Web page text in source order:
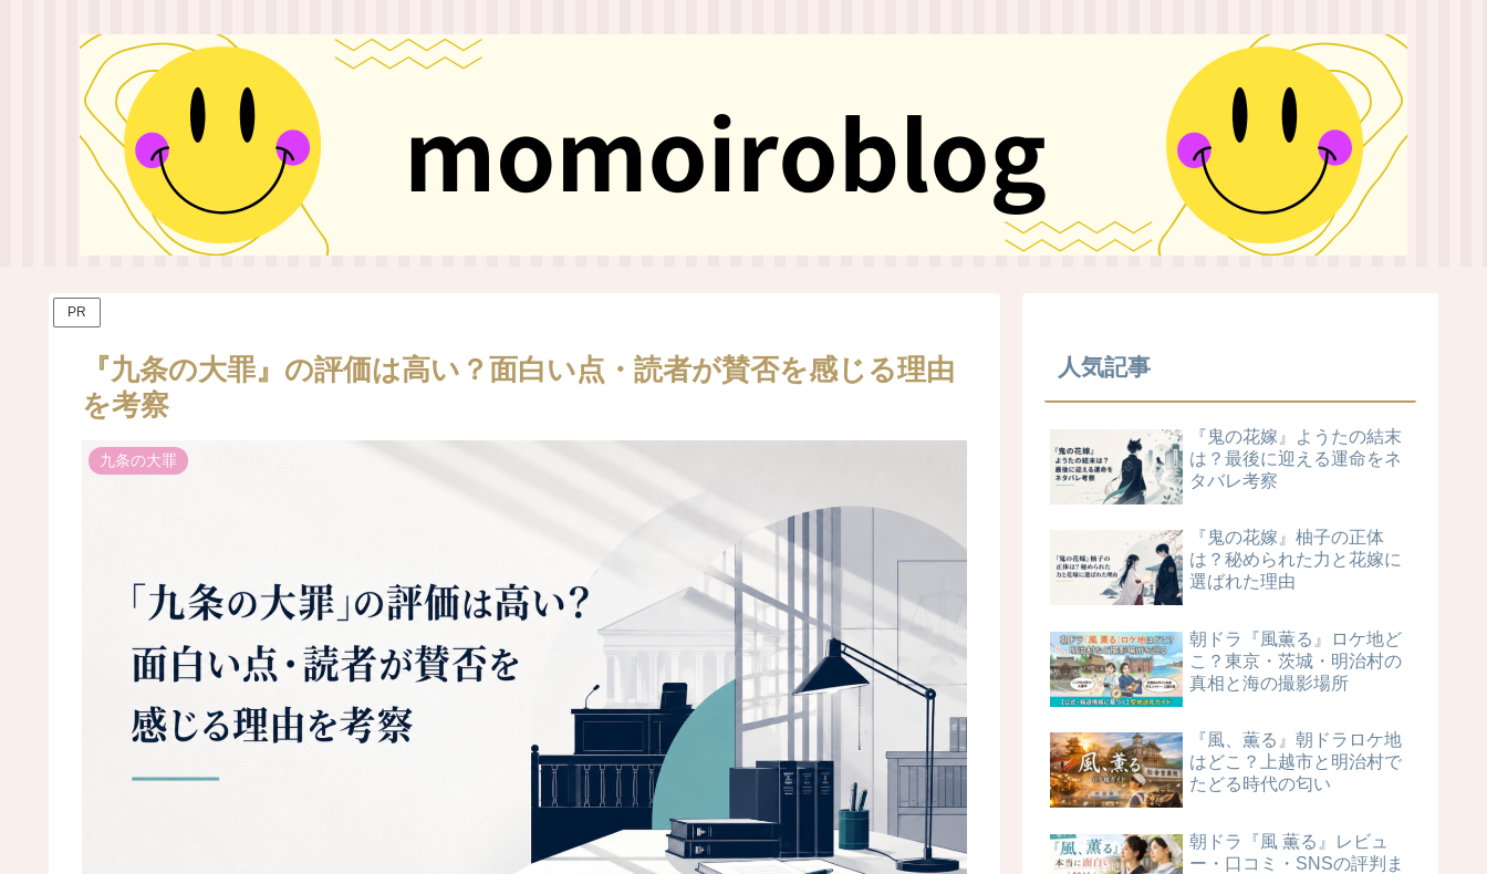
PR
『九条の大罪』の評価は高い？面白い点・読者が賛否を感じる理由
を考察
九条の大罪
人気記事
『鬼の花嫁』ようたの結末
は？最後に迎える運命をネ
タバレ考察
『鬼の花嫁』柚子の正体
は？秘められた力と花嫁に
選ばれた理由
朝ドラ『風薫る』ロケ地ど
こ？東京・茨城・明治村の
真相と海の撮影場所
『風、薫る』朝ドラロケ地
はどこ？上越市と明治村で
たどる時代の匂い
朝ドラ『風 薫る』レビュ
ー・口コミ・SNSの評判ま